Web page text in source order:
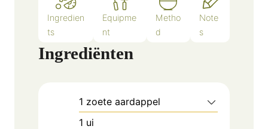
Ingredien
ts
Equipme
nt
Metho
d
Note
s
Ingrediënten
1 zoete aardappel
1 ui